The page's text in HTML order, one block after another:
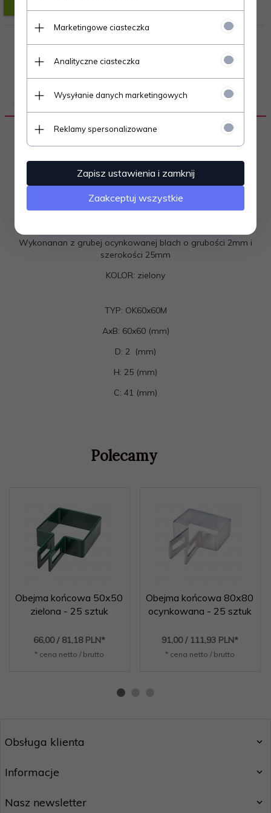
OPIS PRODUKTU
OBEJMA KOŃCOWA DO PANELI 60x60
ZIELONA - 25 sztuk
Obejma końcowa stosowana przy montaży paneli
Wykonanan z grubej ocynkowanej blach o grubości 2mm i
szerokości 25mm
KOLOR: zielony
TYP: OK60x60M
AxB: 60x60 (mm)
D: 2 (mm)
H: 25 (mm)
C: 41 (mm)
Polecamy
Obejma końcowa 50x50
zielona - 25 sztuk
66,00 / 81,18 PLN*
* cena netto / brutto
Obejma końcowa 80x80
ocynkowana - 25 sztuk
91,00 / 111,93 PLN*
* cena netto / brutto
Obsługa klienta
Informacje
Nasz newsletter
Marketingowe ciasteczka
Analityczne ciasteczka
Wysyłanie danych marketingowych
Reklamy spersonalizowane
Zapisz ustawienia i zamknij
Zaakceptuj wszystkie